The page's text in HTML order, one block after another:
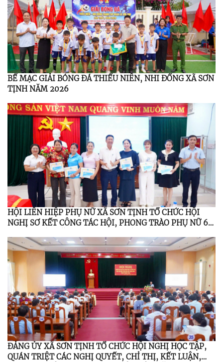
BẾ MẠC GIẢI BÓNG ĐÁ THIẾU NIÊN, NHI ĐỒNG XÃ SƠN
TỊNH NĂM 2026
HỘI LIÊN HIỆP PHỤ NỮ XÃ SƠN TỊNH TỔ CHỨC HỘI
NGHỊ SƠ KẾT CÔNG TÁC HỘI, PHONG TRÀO PHỤ NỮ 6
ĐOẠN 2021 – 2026
ĐẢNG ỦY XÃ SƠN TỊNH TỔ CHỨC HỘI NGHỊ HỌC TẬP,
QUÁN TRIỆT CÁC NGHỊ QUYẾT, CHỈ THỊ, KẾT LUẬN,